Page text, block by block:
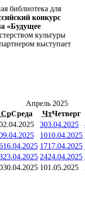
библиотека для
конкурс
«Будущее
культуры
выступает
Апрель 2025
СрСреда ЧтЧетверг
303.04.2025
1010.04.2025
16.04.2025 1717.04.2025
23.04.2025 2424.04.2025
30.04.2025 101.05.2025